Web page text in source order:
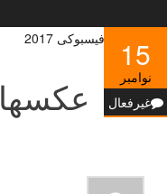
15
نوامبر
غیرفعال